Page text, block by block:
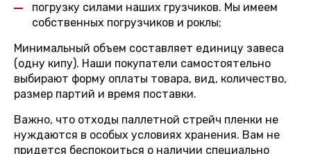
погрузку силами наших грузчиков. Мы имеем
собственных погрузчиков и роклы;
Минимальный объем составляет единицу завеса
(одну кипу). Наши покупатели самостоятельно
выбирают форму оплаты товара, вид, количество,
размер партий и время поставки.
Важно, что отходы паллетной стрейч пленки не
нуждаются в особых условиях хранения. Вам не
придется беспокоиться о наличии специально